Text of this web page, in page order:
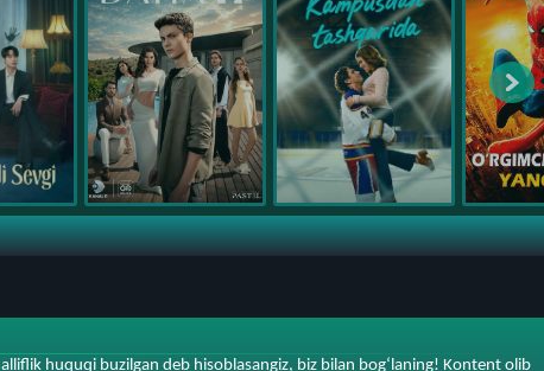
huquqi buzilgan deb hisoblasangiz, biz bilan bog‘laning! Kontent olib